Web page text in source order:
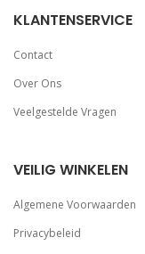
KLANTENSERVICE
Contact
Over Ons
Veelgestelde Vragen
VEILIG WINKELEN
Algemene Voorwaarden
Privacybeleid